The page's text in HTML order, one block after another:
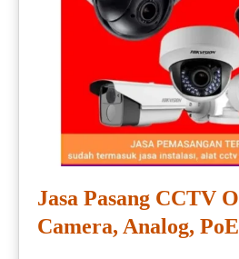
Jasa Pasang CCTV
Camera, Analog, PoE